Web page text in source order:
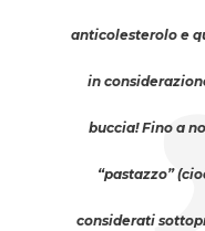
anticolesterolo e
in
buccia! Fino a
“pastazzo”
considerati